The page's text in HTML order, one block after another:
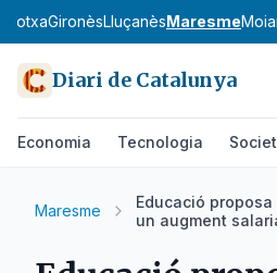
GironèsLluçanèsMaresme
Diari de Catalunya
Economia Tecnologia
Maresme
Educació
un augment